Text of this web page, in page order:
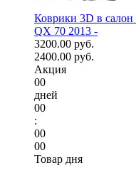
Коврики 3D в
QX 70 2013 -
3200.00 руб.
2400.00 руб.
Акция
00
дней
00
:
00
00
Товар дня